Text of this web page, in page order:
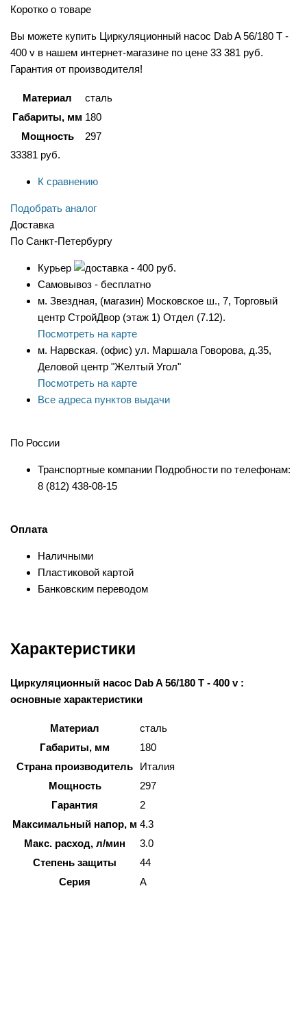
Коротко о товаре
Вы можете купить Циркуляционный насос Dab A 56/180 T -
400 v в нашем интернет-магазине по цене 33 381 руб.
Гарантия от производителя!
Материал
сталь
Габариты, мм 180
Мощность
297
33381 руб.
К сравнению
Подобрать аналог
Доставка
По Санкт-Петербургу
Курьер
- 400 руб.
Самовывоз - бесплатно
м. Звездная, (магазин) Московское ш., 7, Торговый
центр СтройДвор (этаж 1) Отдел (7.12).
Посмотреть на карте
м. Нарвская. (офис) ул. Маршала Говорова, д.35,
Деловой центр "Желтый Угол"
Посмотреть на карте
Все адреса пунктов выдачи
По России
Транспортные компании Подробности по телефонам:
8 (812) 438-08-15
Оплата
Наличными
Пластиковой картой
Банковским переводом
Характеристики
Циркуляционный насос Dab A 56/180 T - 400 v :
основные характеристики
Материал
сталь
Габариты, мм
180
Страна производитель
Италия
Мощность
297
Гарантия
2
Максимальный напор, м 4.3
Макс. расход, л/мин
3.0
Степень защиты
44
Серия
A